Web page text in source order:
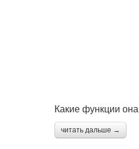
Какие функции
читать дальше →